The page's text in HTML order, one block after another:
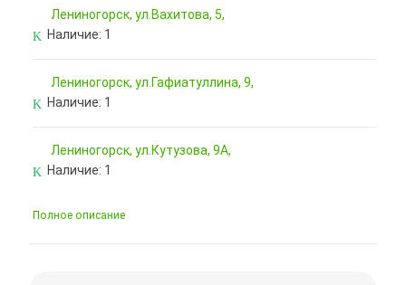
Лениногорск, ул.Вахитова, 5,
Наличие: 1
Лениногорск, ул.Гафиатуллина, 9,
Наличие: 1
Лениногорск, ул.Кутузова, 9А,
Наличие: 1
Полное описание